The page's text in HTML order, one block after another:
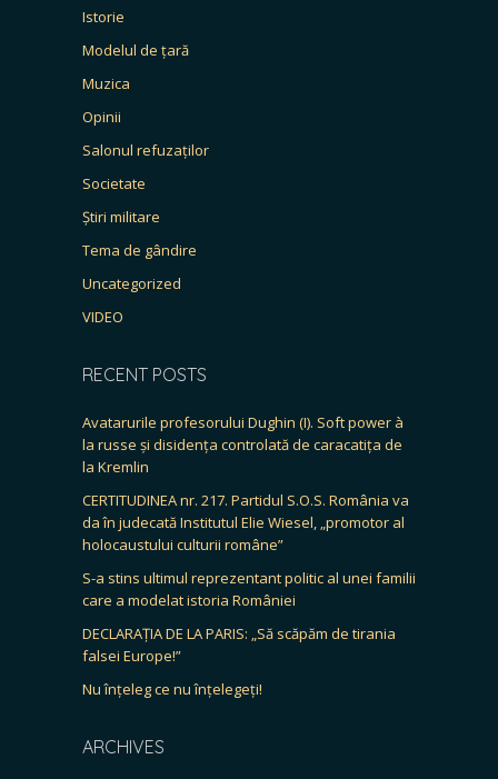
Istorie
Modelul de țară
Muzica
Opinii
Salonul refuzaților
Societate
Știri militare
Tema de gândire
Uncategorized
VIDEO
RECENT POSTS
Avatarurile profesorului Dughin (I). Soft power à
la russe și disidența controlată de caracatița de
la Kremlin
CERTITUDINEA nr. 217. Partidul S.O.S. România va
da în judecată Institutul Elie Wiesel, „promotor al
holocaustului culturii române”
S-a stins ultimul reprezentant politic al unei familii
care a modelat istoria României
DECLARAȚIA DE LA PARIS: „Să scăpăm de tirania
falsei Europe!”
Nu înțeleg ce nu înțelegeți!
ARCHIVES